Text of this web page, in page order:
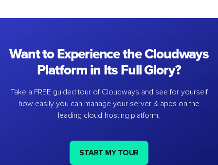
Want to Experience the Cloudways
Platform in Its Full Glory?
Take a FREE guided tour of Cloudways and see for yourself
how easily you can manage your server & apps on the
leading cloud-hosting platform.
START MY TOUR